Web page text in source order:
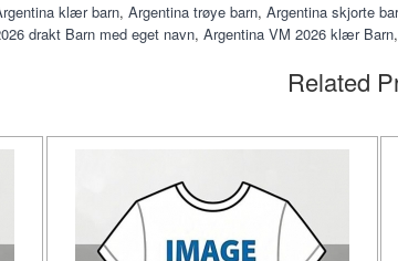
klær barn, Argentina trøye barn, Argentina skjorte
drakt Barn med eget navn, Argentina VM 2026 klær Barn,
Related